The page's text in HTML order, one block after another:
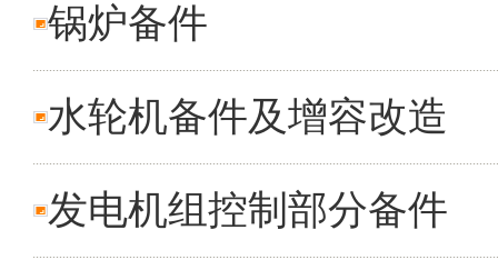
锅炉备件
水轮机备件及增容改造
发电机组控制部分备件